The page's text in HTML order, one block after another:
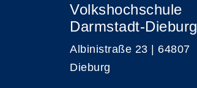
Volkshochschule
Darmstadt-Dieburg
Albinistraße 23 | 64807
Dieburg